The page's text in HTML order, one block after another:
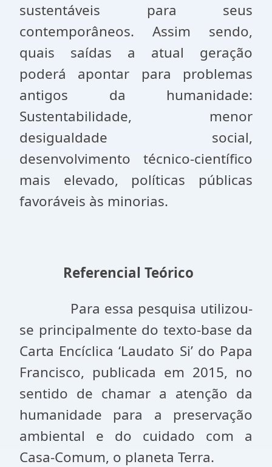
sustentáveis para seus
contemporâneos. Assim sendo,
quais saídas a atual geração
poderá apontar para problemas
antigos da humanidade:
Sustentabilidade, menor
desigualdade social,
desenvolvimento técnico-científico
mais elevado, políticas públicas
favoráveis às minorias.
Referencial Teórico
Para essa pesquisa utilizou-
se principalmente do texto-base da
Carta Encíclica ‘Laudato Si’ do Papa
Francisco, publicada em 2015, no
sentido de chamar a atenção da
humanidade para a preservação
ambiental e do cuidado com a
Casa-Comum, o planeta Terra.